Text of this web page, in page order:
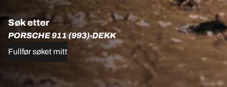
Søk etter
PORSCHE 911 (993)-DEKK
Fullfør søket mitt